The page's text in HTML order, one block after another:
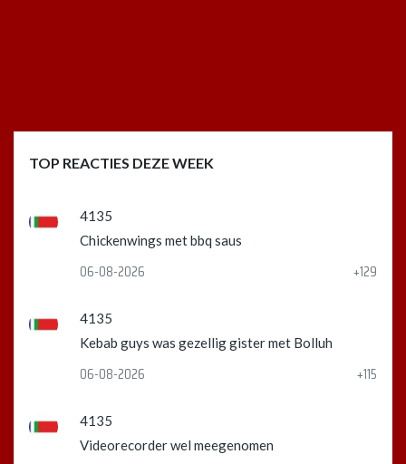
TOP REACTIES DEZE WEEK
4135
Chickenwings met bbq saus
06-08-2026 +129
4135
Kebab guys was gezellig gister met Bolluh
06-08-2026 +115
4135
Videorecorder wel meegenomen